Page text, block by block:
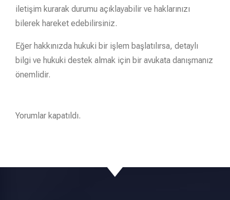
iletişim kurarak durumu açıklayabilir ve haklarınızı
bilerek hareket edebilirsiniz.
Eğer hakkınızda hukuki bir işlem başlatılırsa, detaylı
bilgi ve hukuki destek almak için bir avukata danışmanız
önemlidir.
Yorumlar kapatıldı.